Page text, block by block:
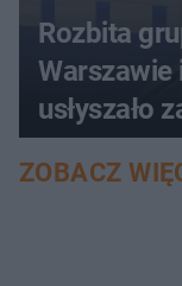
Rozbita
Warszawie
usłyszało
ZOBACZ